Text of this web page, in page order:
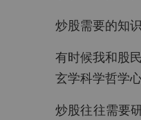
炒股需要的知
有时候我和股
玄学科学哲学
炒股往往需要